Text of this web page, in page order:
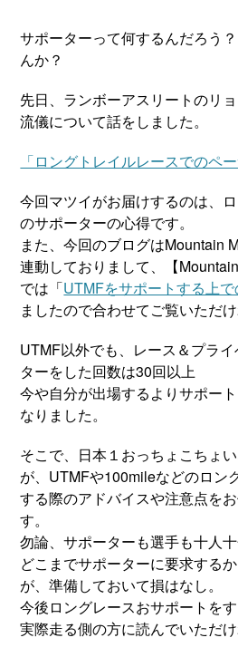
サポーターって何するんだろう
んか？
先日、ランボーアスリートのリ
流儀について話をしました。
「ロングトレイルレースでのペ
今回マツイがお届けするのは、
のサポーターの心得です。
また、今回のブログはMountain
連動しておりまして、【
では「UTMFをサポートする上
ましたので合わせてご覧いただけ
UTMF以外でも、レース＆プラ
ターをした回数は30回以上
今や自分が出場するよりサポー
なりました。
そこで、日本１おっちょこちょ
が、UTMFや100mileなどのロン
する際のアドバイスや注意点を
す。
勿論、サポーターも選手も十人十
どこまでサポーターに要求する
が、準備しておいて損はなし。
今後ロングレースおサポートをす
実際走る側の方に読んでいただけ